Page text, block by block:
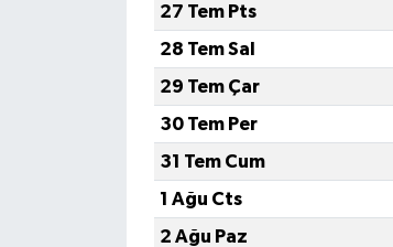
27 Tem Pts
28 Tem Sal
29 Tem Çar
30 Tem Per
31 Tem Cum
1 Ağu Cts
2 Ağu Paz